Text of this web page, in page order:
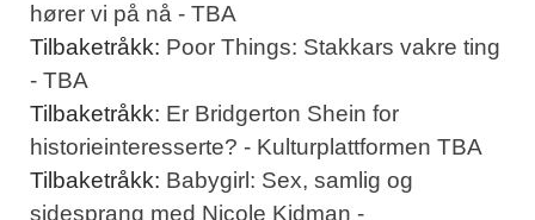
hører vi på nå - TBA
Tilbaketråkk: Poor Things: Stakkars vakre ting
- TBA
Tilbaketråkk: Er Bridgerton Shein for
historieinteresserte? - Kulturplattformen TBA
Tilbaketråkk: Babygirl: Sex, samlig og
sidesprang med Nicole Kidman -